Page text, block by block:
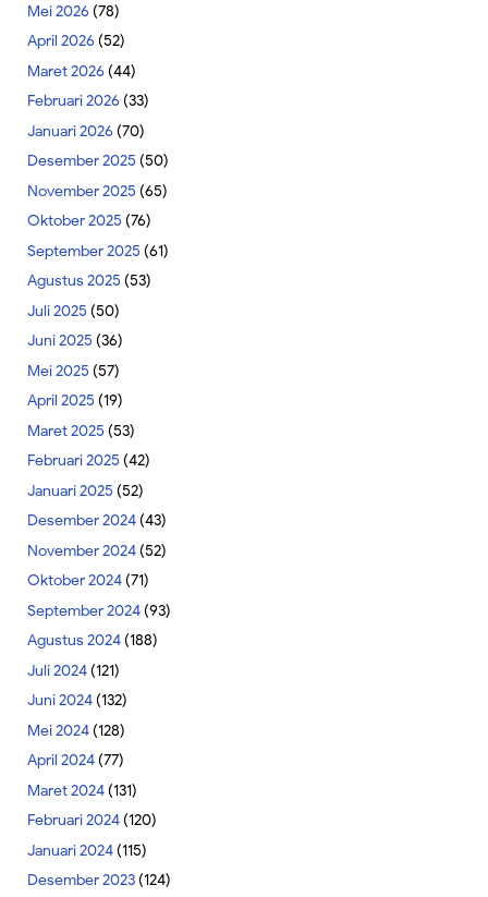
Mei 2026 (78)
April 2026 (52)
Maret 2026 (44)
Februari 2026 (33)
Januari 2026 (70)
Desember 2025 (50)
November 2025 (65)
Oktober 2025 (76)
September 2025 (61)
Agustus 2025 (53)
Juli 2025 (50)
Juni 2025 (36)
Mei 2025 (57)
April 2025 (19)
Maret 2025 (53)
Februari 2025 (42)
Januari 2025 (52)
Desember 2024(43)
November 2024(52)
Oktober 2024(71)
September 2024(93)
Agustus 2024(188)
Juli 2024(121)
Juni 2024(132)
Mei 2024(128)
April 2024(77)
Maret 2024(131)
Februari 2024(120)
Januari 2024(115)
Desember 2023(124)